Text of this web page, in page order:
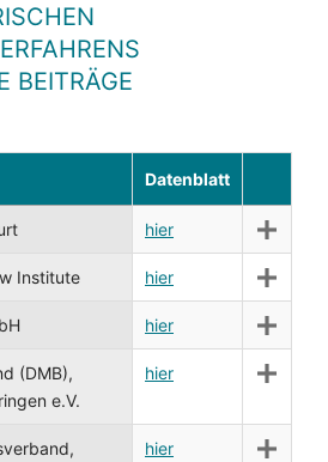
BEITRÄGE
Datenblatt
hier
Institute hier
hier
(DMB),
e.V.
hier
hier